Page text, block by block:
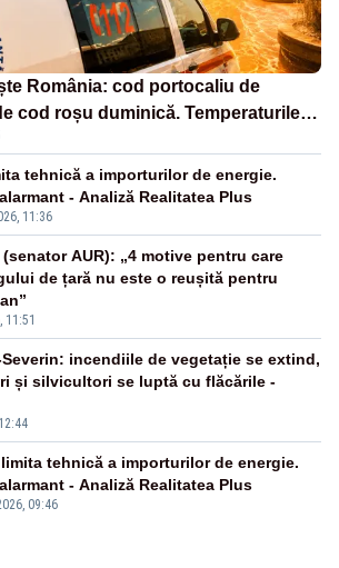
România: cod portocaliu de
cod roșu duminică. Temperaturile
11:36
tehnică a importurilor de energie.
- Analiză Realitatea Plus
11:51
AUR): „4 motive pentru care
de țară nu este o reușită pentru
incendiile de vegetație se extind,
și silvicultori se luptă cu flăcările -
09:46
tehnică a importurilor de energie.
- Analiză Realitatea Plus